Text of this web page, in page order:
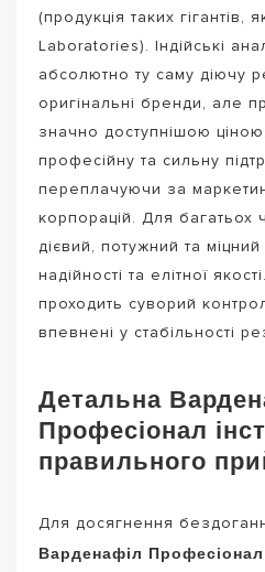
(продукція таких гігантів,
Laboratories). Індійські
абсолютно ту саму діючу
оригінальні бренди, але
значно доступнішою
професійну та сильну
переплачуючи за
корпорацій. Для багатьох
дієвий, потужний та
надійності та елітної
проходить суворий
впевнені у стабільності
Детальна
Професіонал
правильного
Для досягнення
Варденафіл Професіонал